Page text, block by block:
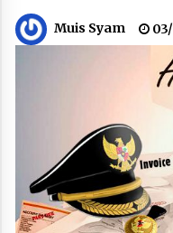
Muis Syam